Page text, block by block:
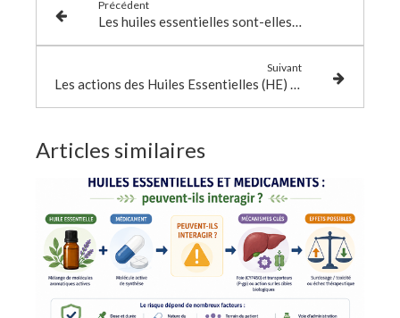
Précédent
Les huiles essentielles sont-elles bénéfiques ou inutiles ?
Suivant
Les actions des Huiles Essentielles (HE) sur le corps humain
Articles similaires